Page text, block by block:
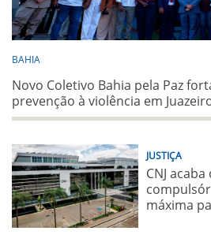
BAHIA
Novo Coletivo Bahia pela Paz
prevenção à violência em
JUSTIÇA
CNJ
máxima